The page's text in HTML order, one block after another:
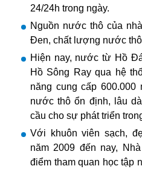
24/24h trong ngày.
Nguồn nước thô của
Đen, chất lượng nước
Hiện nay, nước từ Hồ
Hồ Sông Ray qua hệ
năng cung cấp 600.000
nước thô ổn định, lâu
cầu cho sự phát triển
Với khuôn viên sạch,
năm 2009 đến nay,
điểm tham quan học tập